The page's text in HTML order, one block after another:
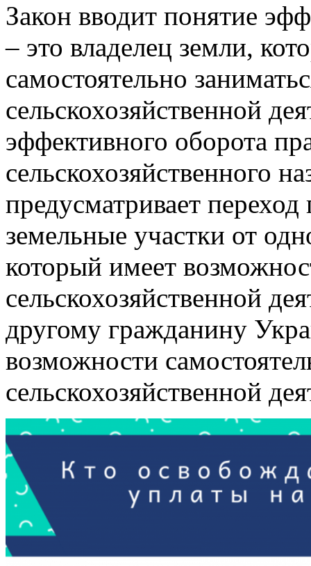
Закон вводит понятие
– это владелец земли,
самостоятельно
сельскохозяйственной
эффективного оборота
сельскохозяйственного
предусматривает
земельные участки от
который имеет
сельскохозяйственной
другому гражданину
возможности
сельскохозяйственной